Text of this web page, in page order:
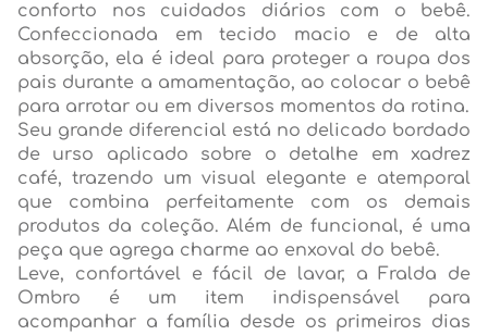
conforto nos cuidados diários com o bebê.
Confeccionada em tecido macio e de alta
absorção, ela é ideal para proteger a roupa dos
pais durante a amamentação, ao colocar o bebê
para arrotar ou em diversos momentos da rotina.
Seu grande diferencial está no delicado bordado
de urso aplicado sobre o detalhe em xadrez
café, trazendo um visual elegante e atemporal
que combina perfeitamente com os demais
produtos da coleção. Além de funcional, é uma
peça que agrega charme ao enxoval do bebê.
Leve, confortável e fácil de lavar, a Fralda de
Ombro é um item indispensável para
acompanhar a família desde os primeiros dias